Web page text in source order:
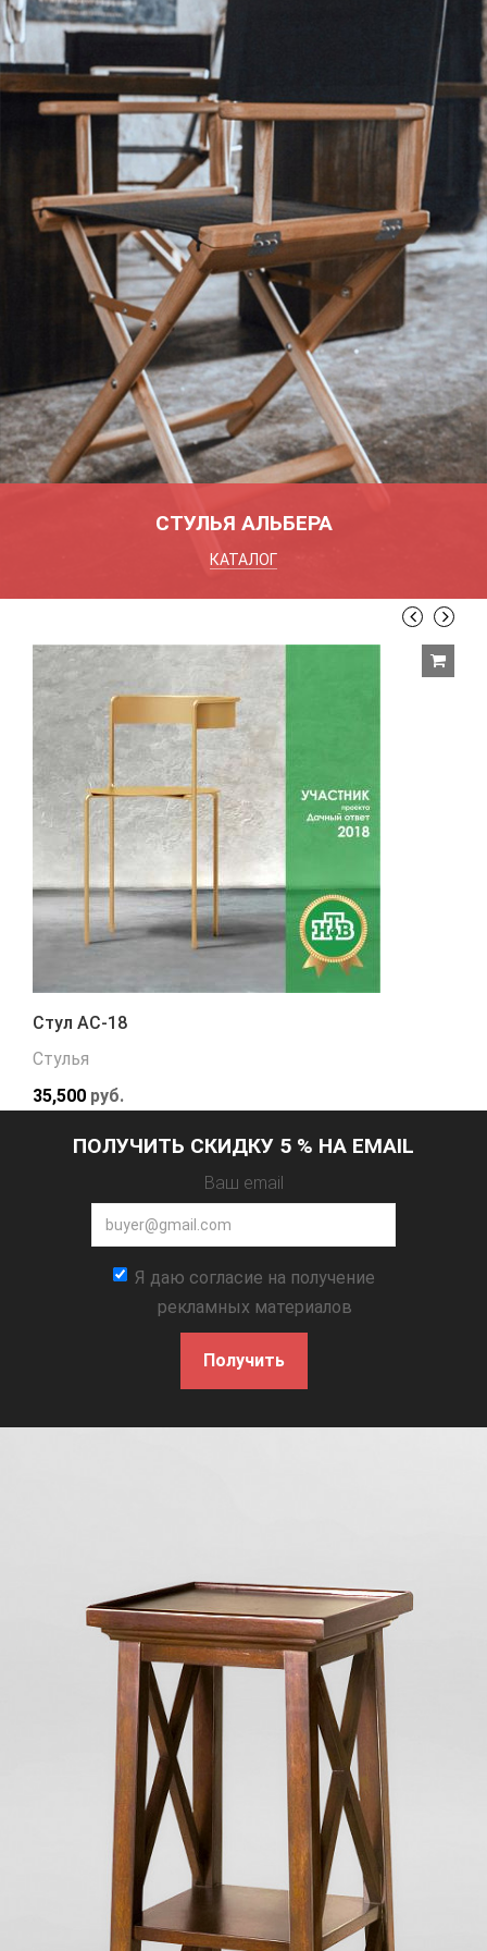
СТУЛЬЯ АЛЬБЕРА
КАТАЛОГ
Стул АС-18
Стулья
35,500 руб.
ПОЛУЧИТЬ СКИДКУ 5 % НА EMAIL
Ваш email
Я даю согласие на получение
рекламных материалов
Получить